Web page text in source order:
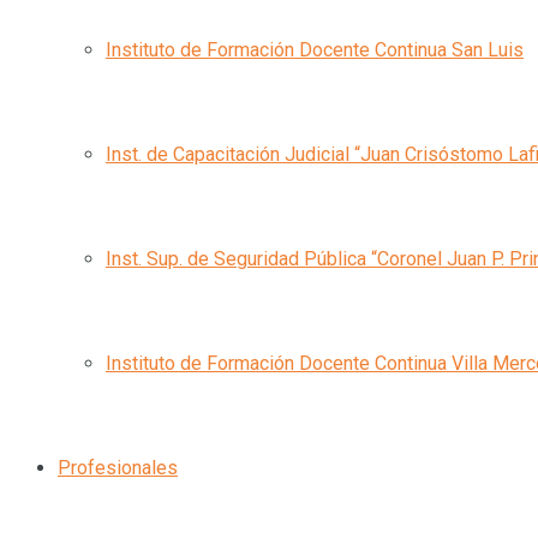
Instituto de Formación Docente Continua San Luis
Inst. de Capacitación Judicial “Juan Crisóstomo
Inst. Sup. de Seguridad Pública “Coronel Juan P.
Instituto de Formación Docente Continua Villa
Profesionales